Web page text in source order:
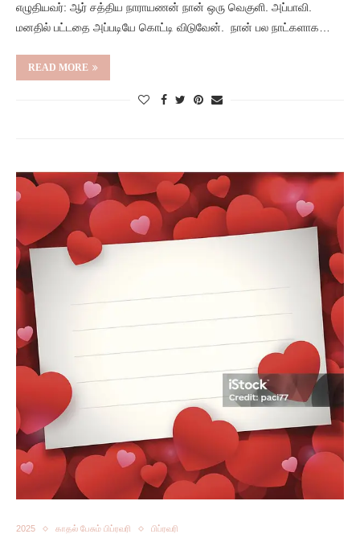
எழுதியவர்: ஆர் சத்திய நாராயணன் நான் ஒரு வெகுளி. அப்பாவி.
மனதில் பட்டதை அப்படியே கொட்டி விடுவேன். நான் பல நாட்களாக…
READ MORE
2025 காதல் பேசும் பிப்ரவரி பிப்ரவரி